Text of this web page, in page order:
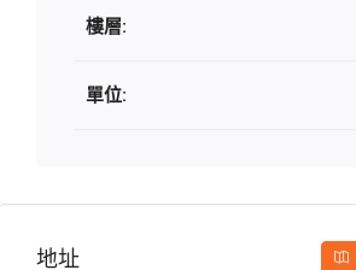
樓層:
單位:
地址